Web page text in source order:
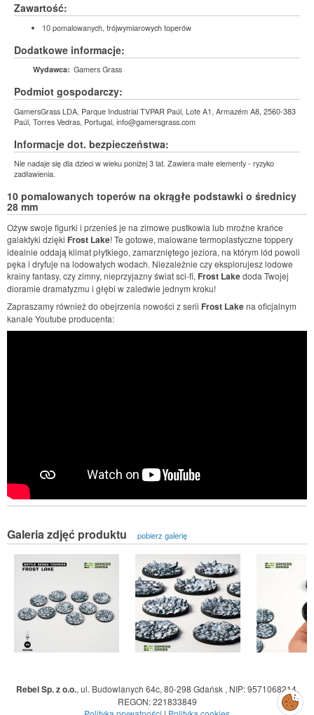
Zawartość:
10 pomalowanych, trójwymiarowych toperów
Dodatkowe informacje:
Wydawca: Gamers Grass
Podmiot gospodarczy:
GamersGrass LDA, Parque Industrial TVPAR Paúl, Lote A1, Armazém A8, 2560-383
Paúl, Torres Vedras, Portugal, info@gamersgrass.com
Informacje dot. bezpieczeństwa:
Nie nadaje się dla dzieci w wieku poniżej 3 lat. Zawiera małe elementy - ryzyko
zadławienia.
10 pomalowanych toperów na okrągłe podstawki o średnicy
28 mm
Ożyw swoje figurki i przenieś je na zimowe pustkowia lub mroźne krańce
galaktyki dzięki Frost Lake! Te gotowe, malowane termoplastyczne toppery
idealnie oddają klimat płytkiego, zamarzniętego jeziora, na którym lód powoli
pęka i dryfuje na lodowatych wodach. Niezależnie czy eksplorujesz lodowe
krainy fantasy, czy zimny, nieprzyjazny świat sci-fi, Frost Lakedoda Twojej
dioramie dramatyzmu i głębi w zaledwie jednym kroku!
Zapraszamy również do obejrzenia nowości z serii Frost Lakena oficjalnym
kanale Youtube producenta:
Galeria zdjęć produktu pobierz galerię
Rebel Sp. z o.o., ul. Budowlanych 64c, 80-298 Gdańsk, NIP: 9571068214,
REGON: 221833849
Zarządzaj
preferencjami
cookies